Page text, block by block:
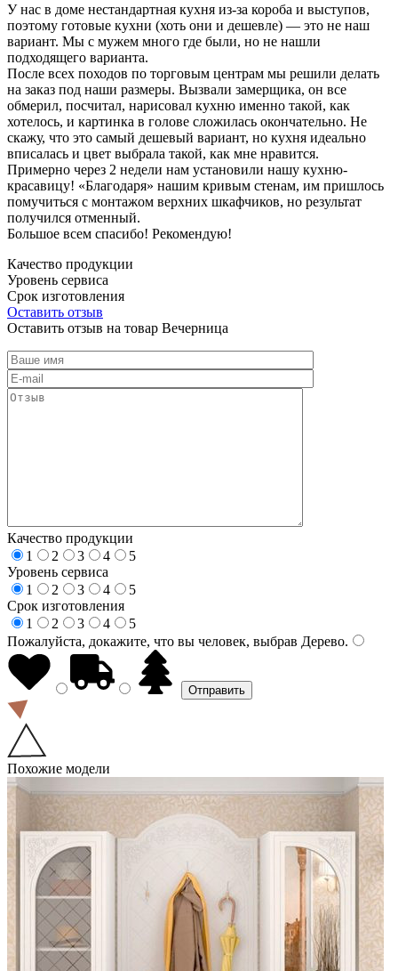
У нас в доме нестандартная кухня из-за короба и выступов,
поэтому готовые кухни (хоть они и дешевле) — это не наш
вариант. Мы с мужем много где были, но не нашли
подходящего варианта.
После всех походов по торговым центрам мы решили делать
на заказ под наши размеры. Вызвали замерщика, он все
обмерил, посчитал, нарисовал кухню именно такой, как
хотелось, и картинка в голове сложилась окончательно. Не
скажу, что это самый дешевый вариант, но кухня идеально
вписалась и цвет выбрала такой, как мне нравится.
Примерно через 2 недели нам установили нашу кухню-
красавицу! «Благодаря» нашим кривым стенам, им пришлось
помучиться с монтажом верхних шкафчиков, но результат
получился отменный.
Большое всем спасибо! Рекомендую!
Качество продукции
Уровень сервиса
Срок изготовления
Оставить отзыв
Оставить отзыв на товар Вечерница
Качество продукции
1
2 3 4
5
Уровень сервиса
1
2 3 4
5
Срок изготовления
1
2 3 4
5
Пожалуйста, докажите, что вы человек, выбрав Дерево.
Похожие модели